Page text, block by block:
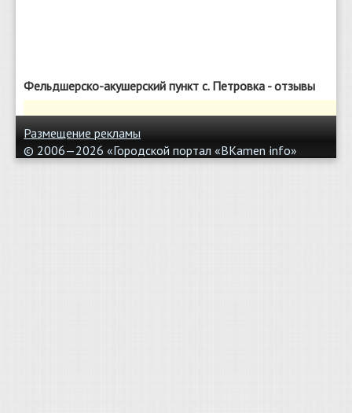
Фельдшерско-акушерский пункт с. Петровка - отзывы
Размещение рекламы
© 2006—2026 «Городской портал «BKamen info»